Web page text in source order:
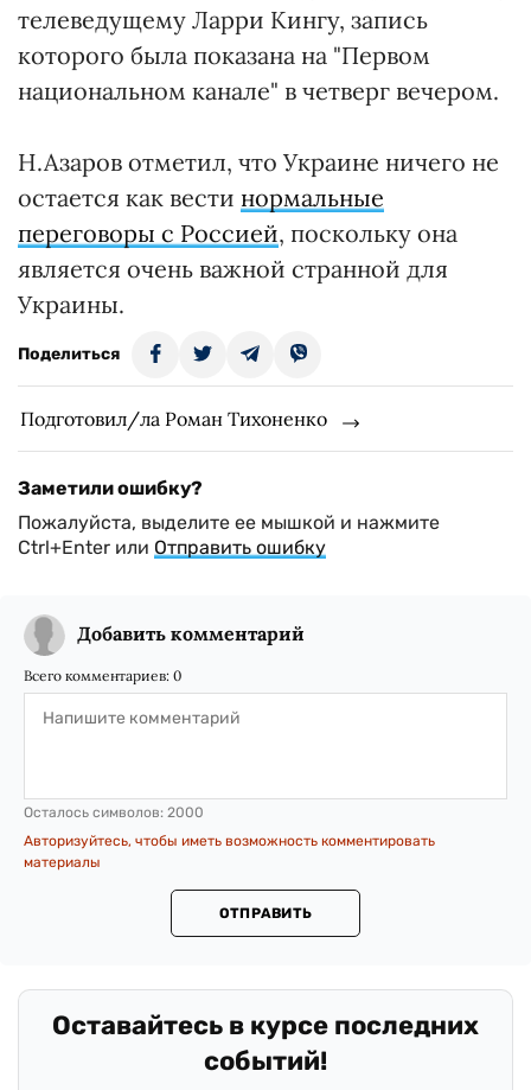
телеведущему Ларри Кингу, запись
которого была показана на "Первом
национальном канале" в четверг вечером.
Н.Азаров отметил, что Украине ничего не
остается как вести нормальные
переговоры с Россией, поскольку она
является очень важной странной для
Украины.
Поделиться
Подготовил/ла Роман Тихоненко
Заметили ошибку?
Пожалуйста, выделите ее мышкой и нажмите
Ctrl+Enter или Отправить ошибку
Добавить комментарий
Всего комментариев: 0
Осталось символов: 2000
Авторизуйтесь, чтобы иметь возможность комментировать
материалы
ОТПРАВИТЬ
Оставайтесь в курсе последних
событий!